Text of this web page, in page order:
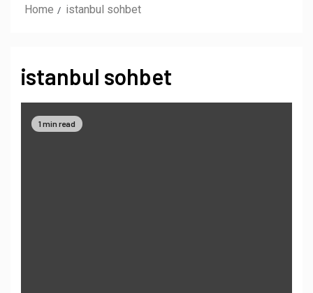
Home istanbul sohbet
istanbul sohbet
1 min read